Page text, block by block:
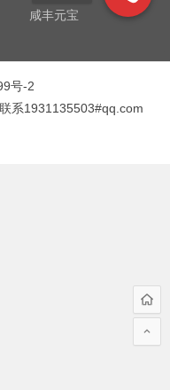
咸丰元宝
号-2
系1931135503#qq.com